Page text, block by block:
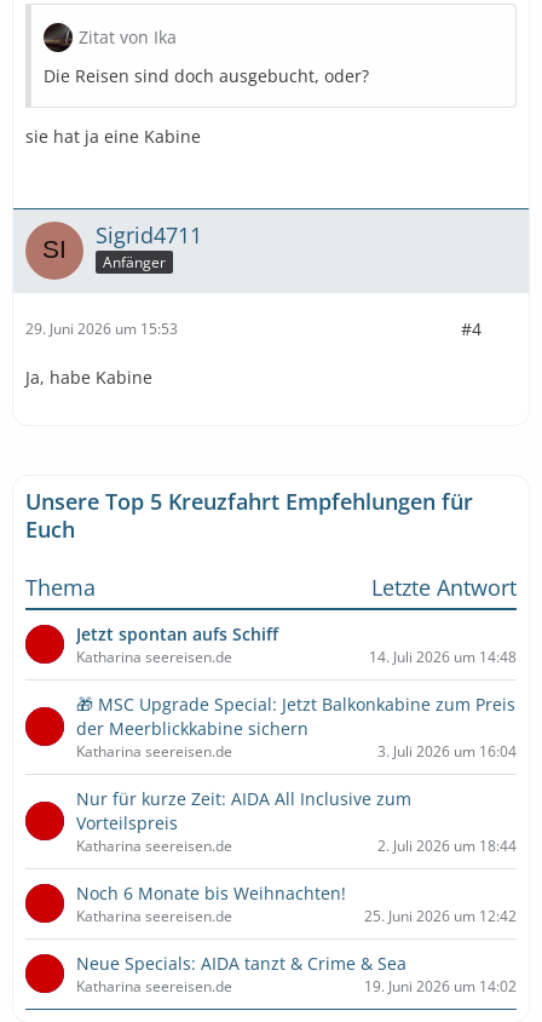
Zitat von Ika
Die Reisen sind doch ausgebucht, oder?
sie hat ja eine Kabine
Sigrid4711
Anfänger
29. Juni 2026 um 15:53 #4
Ja, habe Kabine
Unsere Top 5 Kreuzfahrt Empfehlungen für
Euch
Thema
Letzte Antwort
Jetzt spontan aufs Schiff
Katharina seereisen.de 14. Juli 2026 um 14:48
🎁 MSC Upgrade Special: Jetzt Balkonkabine zum Preis
der Meerblickkabine sichern
Katharina seereisen.de 3. Juli 2026 um 16:04
Nur für kurze Zeit: AIDA All Inclusive zum
Vorteilspreis
Katharina seereisen.de 2. Juli 2026 um 18:44
Noch 6 Monate bis Weihnachten!
Katharina seereisen.de 25. Juni 2026 um 12:42
Neue Specials: AIDA tanzt & Crime & Sea
Katharina seereisen.de 19. Juni 2026 um 14:02